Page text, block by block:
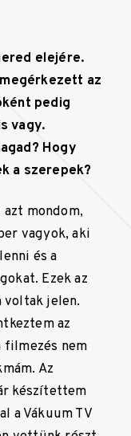
elejére.
az
pedig
vagy.
Hogy
a szerepek?
mondom,
vagyok, aki
és a
Ezek az
voltak jelen.
az
filmezés nem
Az
készítettem
a Vákuum TV